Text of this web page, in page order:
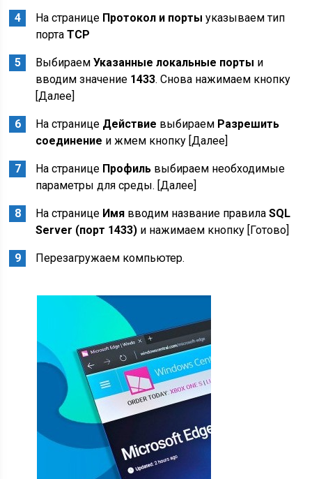
На странице Протокол и порты указываем тип
портаTCP
ВыбираемУказанные локальные порты и
вводим значение 1433. Снова нажимаем кнопку
[Далее]
На странице Действие выбираем Разрешить
соединение и жмем кнопку [Далее]
На странице Профиль выбираем необходимые
параметры для среды. [Далее]
На странице Имя вводим название правилаSQL
Server (порт 1433) и нажимаем кнопку [Готово]
Перезагружаем компьютер.